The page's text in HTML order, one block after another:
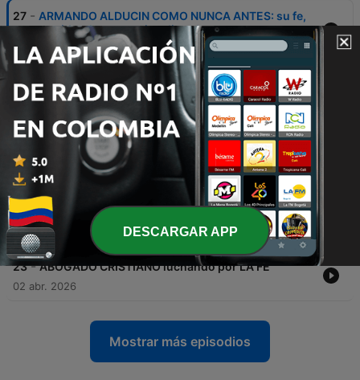
27 - ARMANDO ALDUCIN COMO NUNCA ANTES: su fe,
su vida y lo que casi nadie sabe
08 abr. 2026
¿SE NACE HOMOSEXUAL? Pastores responden
con Biblia y ciencia | David de la Cruz
25 - Armando Alducin y Sus Pastores Hablan Sin Filtro:
El Llamado y las Falsas Iglesias
05 abr. 2026
24 -
ANALIZAMOS el 2026 con ARMANDO ALDUCIN |
PANORAMA PROFÉTICO
03 abr. 2026
23 - ABOGADO CRISTIANO luchando por LA FE
02 abr. 2026
Mostrar más episodios
DESCARGAR APP